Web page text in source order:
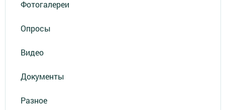
Фотогалереи
Опросы
Видео
Документы
Разное